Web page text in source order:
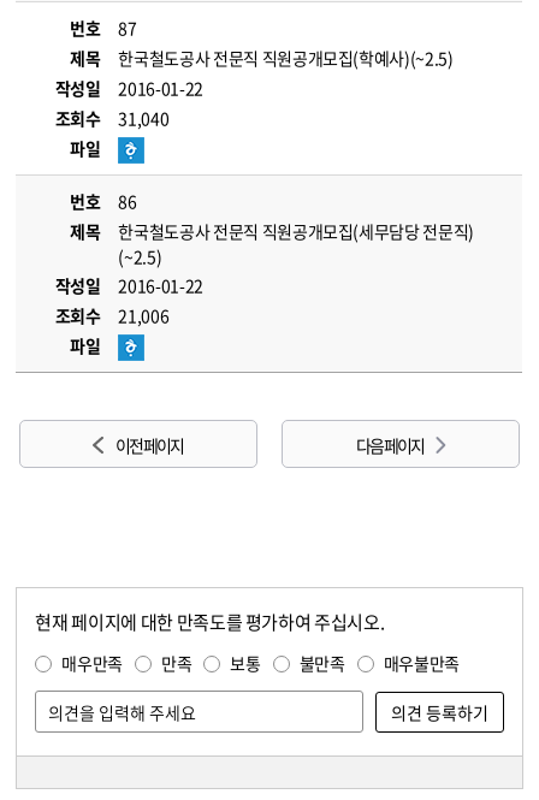
번호
87
제목
한국철도공사 전문직 직원공개모집(학예사)(~2.5)
작성일
2016-01-22
조회수
31,040
파일
번호
86
제목
한국철도공사 전문직 직원공개모집(세무담당 전문직)
(~2.5)
작성일
2016-01-22
조회수
21,006
파일
이전 페이지 다음 페이지
현재 페이지에 대한 만족도를 평가하여 주십시오.
매우만족 만족 보통 불만족 매우불만족